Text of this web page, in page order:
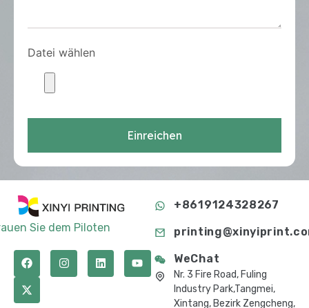
Datei wählen
Einreichen
Sie dem Piloten
+8619124328267
WeChat
Nr. 3 Fire Road, Fuling
Industry Park,Tangmei,
Xintang, Bezirk Zengcheng,